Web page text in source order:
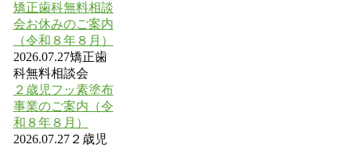
矯正歯科無料相談
会お休みのご案内
（令和８年８月）
2026.07.27矯正歯
科無料相談会
２歳児フッ素塗布
事業のご案内（令
和８年８月）
2026.07.27２歳児